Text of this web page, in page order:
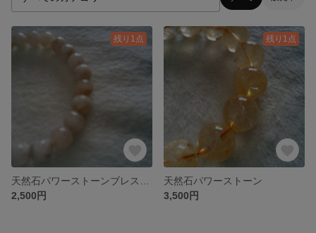
残り1点
2,500円
残り1点
天然石パワーストーン
3,500円